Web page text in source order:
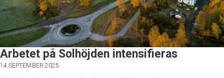
Arbetet på Solhöjden intensifieras
14 SEPTEMBER 2025